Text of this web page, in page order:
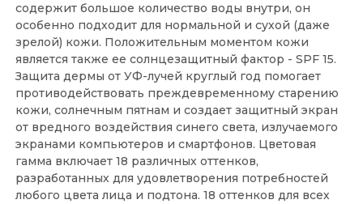
содержит большое количество воды внутри, он
особенно подходит для нормальной и сухой (даже
зрелой) кожи. Положительным моментом кожи
является также ее солнцезащитный фактор - SPF 15.
Защита дермы от УФ-лучей круглый год помогает
противодействовать преждевременному старению
кожи, солнечным пятнам и создает защитный экран
от вредного воздействия синего света, излучаемого
экранами компьютеров и смартфонов. Цветовая
гамма включает 18 различных оттенков,
разработанных для удовлетворения потребностей
любого цвета лица и подтона. 18 оттенков для всех